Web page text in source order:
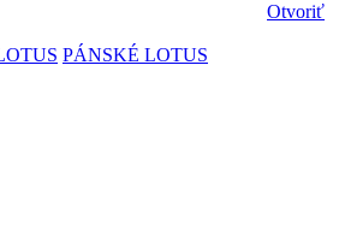
Otvoriť
PÁNSKÉ LOTUS